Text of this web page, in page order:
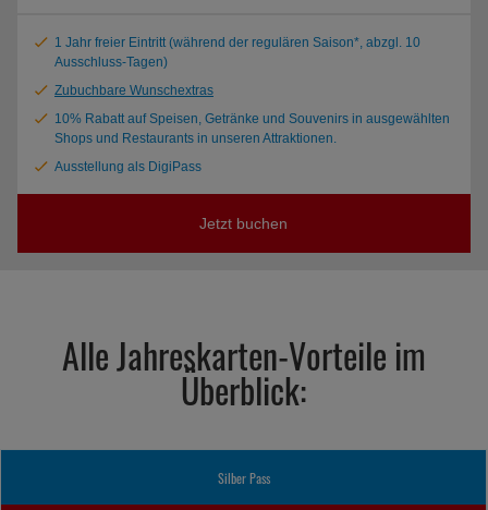
1 Jahr freier Eintritt (während der regulären Saison*, abzgl. 10
Ausschluss-Tagen)
Zubuchbare Wunschextras
10% Rabatt auf Speisen, Getränke und Souvenirs in ausgewählten
Shops und Restaurants in unseren Attraktionen.
Ausstellung als DigiPass
Jetzt buchen
Alle Jahreskarten-Vorteile im
Überblick:
Silber Pass